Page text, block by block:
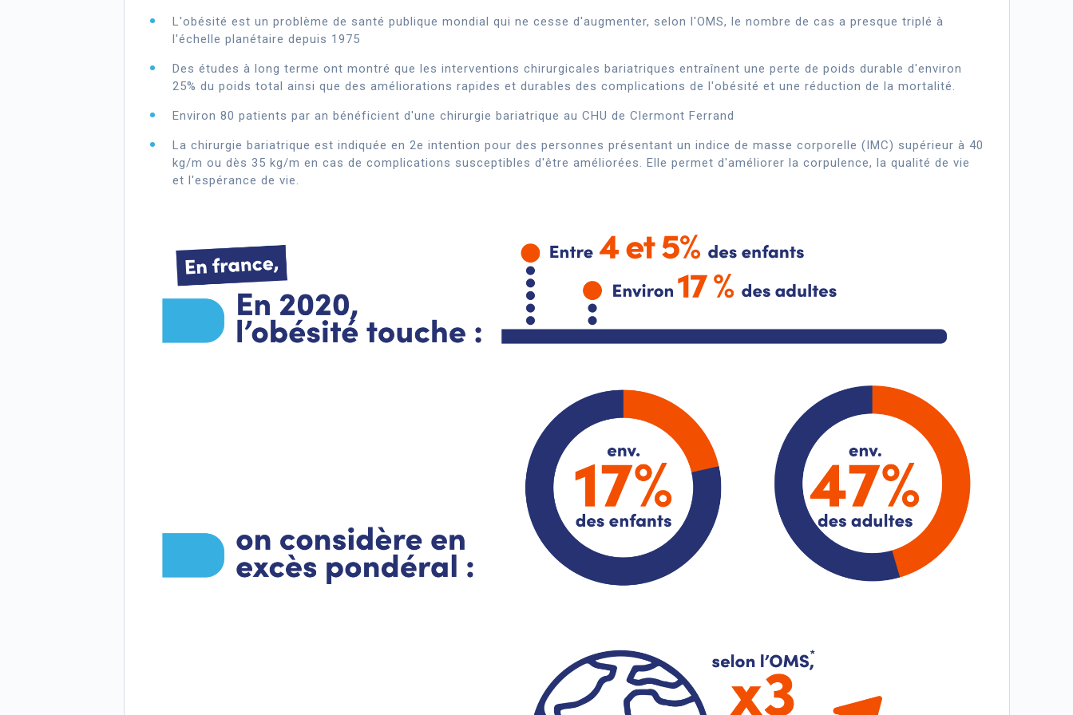
L'obésité est un problème de santé publique mondial qui ne cesse d'augmenter, selon l'OMS, le nombre de cas a presque triplé à
l'échelle planétaire depuis 1975
Des études à long terme ont montré que les interventions chirurgicales bariatriques entraînent une perte de poids durable d'environ
25% du poids total ainsi que des améliorations rapides et durables des complications de l'obésité et une réduction de la mortalité.
Environ 80 patients par an bénéficient d'une chirurgie bariatrique au CHU de Clermont Ferrand
La chirurgie bariatrique est indiquée en 2e intention pour des personnes présentant un indice de masse corporelle (IMC) supérieur à 40
kg/m ou dès 35 kg/m en cas de complications susceptibles d'être améliorées. Elle permet d'améliorer la corpulence, la qualité de vie
et l'espérance de vie.